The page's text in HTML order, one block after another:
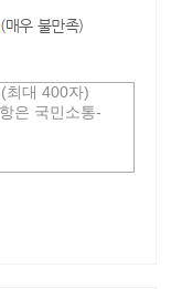
(매우 불만족)